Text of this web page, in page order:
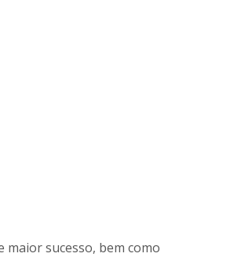
maior sucesso, bem como